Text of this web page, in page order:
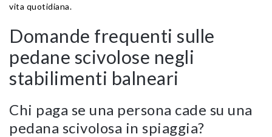
vita quotidiana.
Domande frequenti sulle
pedane scivolose negli
stabilimenti balneari
Chi paga se una persona cade su una
pedana scivolosa in spiaggia?